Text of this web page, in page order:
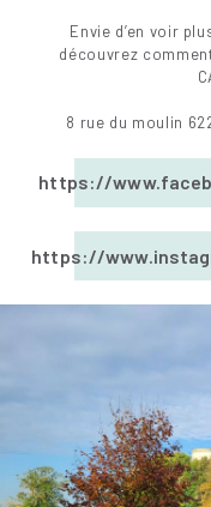
Envie d’en voir
découvrez
8 rue du moulin
https://
https://